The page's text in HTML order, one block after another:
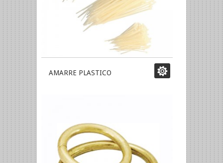
AMARRE PLASTICO